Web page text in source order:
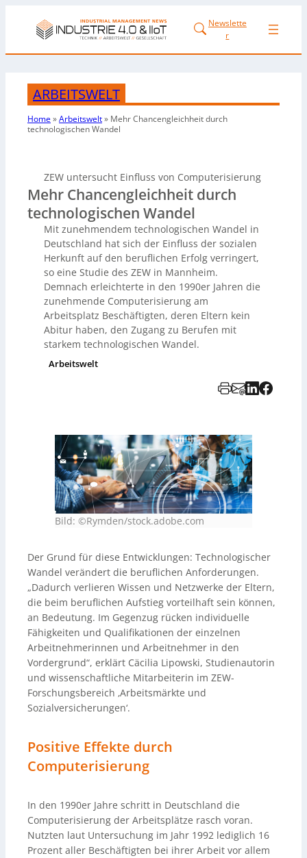
Newslette
r
ARBEITSWELT
Home»Arbeitswelt» Mehr Chancengleichheit durch
technologischen Wandel
ZEW untersucht Einfluss von Computerisierung
Mehr Chancengleichheit durch
technologischen Wandel
Mit zunehmendem technologischen Wandel in
Deutschland hat sich der Einfluss der sozialen
Herkunft auf den beruflichen Erfolg verringert,
so eine Studie des ZEW in Mannheim.
Demnach erleichterte in den 1990er Jahren die
zunehmende Computerisierung am
Arbeitsplatz Beschäftigten, deren Eltern kein
Abitur haben, den Zugang zu Berufen mit
starkem technologischen Wandel.
Arbeitswelt
Bild: ©Rymden/stock.adobe.com
Der Grund für diese Entwicklungen: Technologischer
Wandel verändert die beruflichen Anforderungen.
„Dadurch verlieren Wissen und Netzwerke der Eltern,
die beim beruflichen Aufstieg vorteilhaft sein können,
an Bedeutung. Im Gegenzug rücken individuelle
Fähigkeiten und Qualifikationen der einzelnen
Arbeitnehmerinnen und Arbeitnehmer in den
Vordergrund“, erklärt Cäcilia Lipowski, Studienautorin
und wissenschaftliche Mitarbeiterin im ZEW-
Forschungsbereich ‚Arbeitsmärkte und
Sozialversicherungen‘.
Positive Effekte durch
Computerisierung
In den 1990er Jahre schritt in Deutschland die
Computerisierung der Arbeitsplätze rasch voran.
Nutzten laut Untersuchung im Jahr 1992 lediglich 16
Prozent aller Beschäftigten bei ihrer Arbeit vor allem